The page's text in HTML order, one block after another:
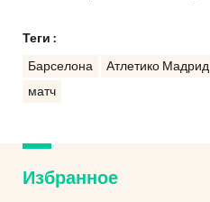
Теги :
Барселона Атлетико Мадрид
матч
Избранное